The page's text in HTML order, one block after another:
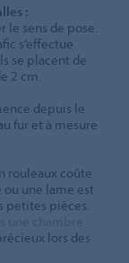
:
le sens de pose.
s’effectue
se placent de
2 cm.
depuis le
fur et à mesure
rouleaux coûte
ou une lame est
petites pièces.
lors des